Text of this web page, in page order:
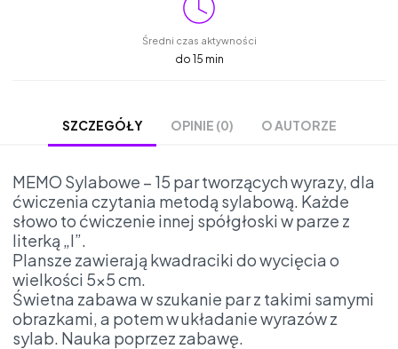
Średni czas aktywności
do 15 min
SZCZEGÓŁY OPINIE (0) O AUTORZE
MEMO Sylabowe – 15 par tworzących wyrazy, dla
ćwiczenia czytania metodą sylabową. Każde
słowo to ćwiczenie innej spółgłoski w parze z
literką „I”.
Plansze zawierają kwadraciki do wycięcia o
wielkości 5×5 cm.
Świetna zabawa w szukanie par z takimi samymi
obrazkami, a potem w układanie wyrazów z
sylab. Nauka poprzez zabawę.